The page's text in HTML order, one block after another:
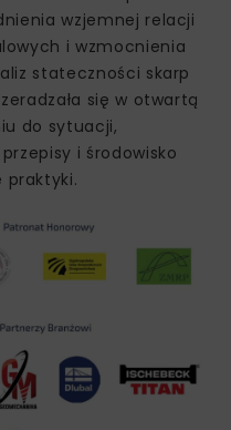
wzjemnej relacji
i wzmocnienia
stateczności skarp
się w otwartą
do sytuacji,
i środowisko
praktyki.